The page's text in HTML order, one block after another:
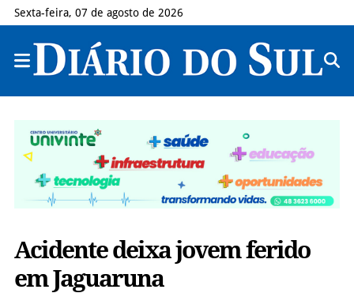
Sexta-feira, 07 de agosto de 2026
Acidente deixa jovem ferido
em Jaguaruna